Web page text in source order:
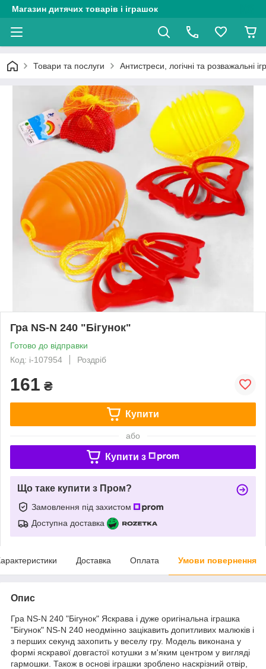
Магазин дитячих товарів і іграшок
Товари та послуги Антистреси, логічні та розважальні
Гра NS-N 240 "Бігунок"
Готово до відправки
Код: i-107954
Роздріб
161 ₴
Купити
або
Купити з
Що таке купити з Пром?
Замовлення під захистом
Доступна доставка
Доставка Оплата Умови повернення
Опис
Гра NS-N 240 "Бігунок" Яскрава і дуже оригінальна іграшка
"Бігунок" NS-N 240 неодмінно зацікавить допитливих малюків і
з перших секунд захопить у веселу гру. Модель виконана у
формі яскравої довгастої котушки з м'яким центром у вигляді
гармошки. Також в основі іграшки зроблено наскрізний отвір,